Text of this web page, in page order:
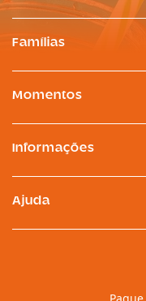
Famílias
Momentos
Informações
Ajuda